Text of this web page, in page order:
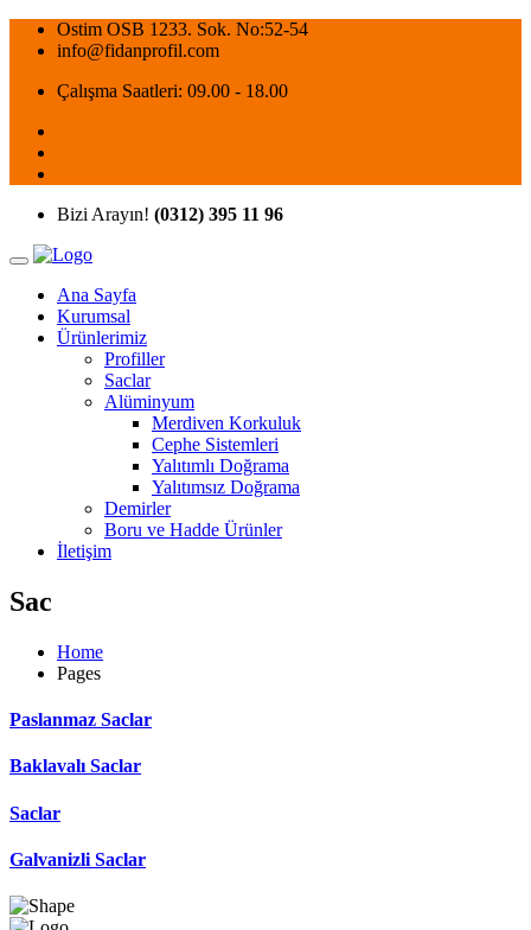
Ostim OSB 1233. Sok. No:52-54
info@fidanprofil.com
Çalışma Saatleri: 09.00 - 18.00
Bizi Arayın! (0312) 395 11 96
Ana Sayfa
Kurumsal
Ürünlerimiz
Profiller
Saclar
Alüminyum
Merdiven Korkuluk
Cephe Sistemleri
Yalıtımlı Doğrama
Yalıtımsız Doğrama
Demirler
Boru ve Hadde Ürünler
İletişim
Sac
Home
Pages
Paslanmaz Saclar
Baklavalı Saclar
Saclar
Galvanizli Saclar